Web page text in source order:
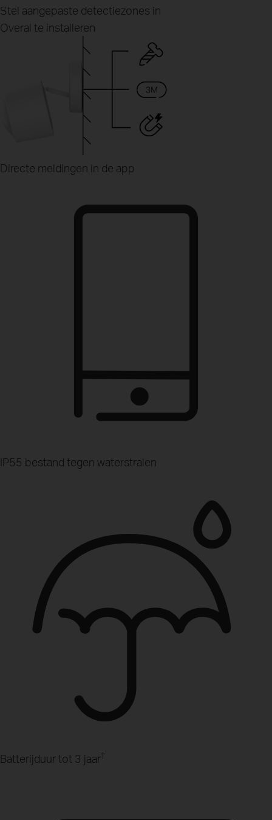
Stel aangepaste detectiezones in
Overal te installeren
Directe meldingen in de app
IP55 bestand tegen waterstralen
Batterijduur tot 3 jaar†